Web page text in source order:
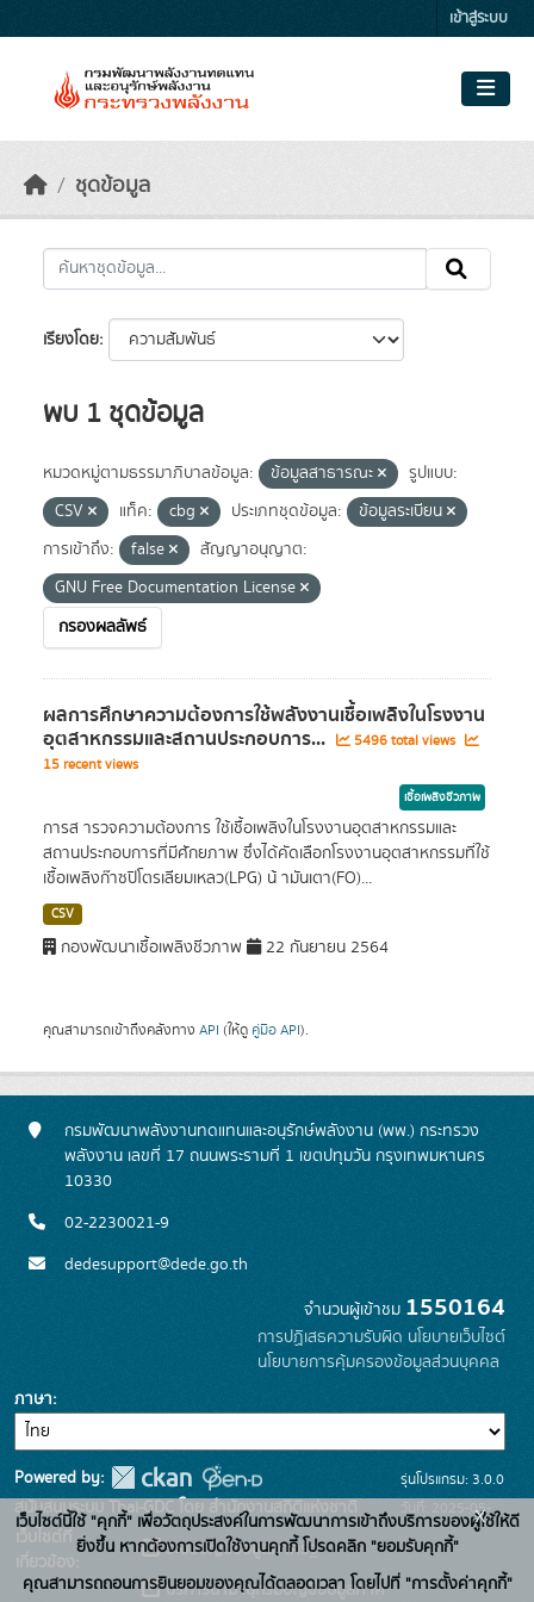
เข้าสู่ระบบ
ชุดข้อมูล
เรียงโดย
พบ 1 ชุดข้อมูล
หมวดหมู่ตามธรรมาภิบาลข้อมูล: ข้อมูลสาธารณะ
รูปแบบ:
CSV
แท็ค: cbg ประเภทชุดข้อมูล:
ข้อมูลระเบียน
การเข้าถึง:
false
สัญญาอนุญาต:
GNU Free Documentation License
กรองผลลัพธ์
ผลการศึกษาความต้องการใช้พลังงานเชื้อเพลิงในโรงงาน
อุตสาหกรรมและสถานประกอบการ...
5496 total views
15 recent views
เชื้อเพลิงชีวภาพ
การส ารวจความต้องการ ใช้เชื้อเพลิงในโรงงานอุตสาหกรรมและ
สถานประกอบการที่มีศักยภาพ ซึ่งได้คัดเลือกโรงงานอุตสาหกรรมที่ใช้
เชื้อเพลิงก๊าซปิโตรเลียมเหลว(LPG) น้ ามันเตา(FO)...
CSV
กองพัฒนาเชื้อเพลิงชีวภาพ 22 กันยายน 2564
คุณสามารถเข้าถึงคลังทาง API (ให้ดู คู่มือ API).
กรมพัฒนาพลังงานทดแทนและอนุรักษ์พลังงาน (พพ.) กระทรวง
พลังงาน เลขที่ 17 ถนนพระรามที่ 1 เขตปทุมวัน กรุงเทพมหานคร
10330
02-2230021-9
dedesupport@dede.go.th
จำนวนผู้เข้าชม 1550164
การปฏิเสธความรับผิด นโยบายเว็บไซต์
นโยบายการคุ้มครองข้อมูลส่วนบุคคล
ภาษา
Powered by:
สนับสนุนระบบ Thai-GDC โดย สำนักงานสถิติแห่งชาติ
เว็บไซต์ที่
เกี่ยวข้อง:
ระบบบัญชีข้อมูลภาครัฐ
บริการนามานุกรมบัญชีข้อมูลภาค
รุ่นโปรแกรม: 3.0.0
วันที่: 2025-05-
19
เว็บไซต์นี้ใช้ "คุกกี้" เพื่อวัตถุประสงค์ในการพัฒนาการเข้าถึงบริการของผู้ใช้ให้ดี
ยิ่งขึ้น หากต้องการเปิดใช้งานคุกกี้ โปรดคลิก "ยอมรับคุกกี้"
คุณสามารถถอนการยินยอมของคุณได้ตลอดเวลา โดยไปที่ "การตั้งค่าคุกกี้"
x